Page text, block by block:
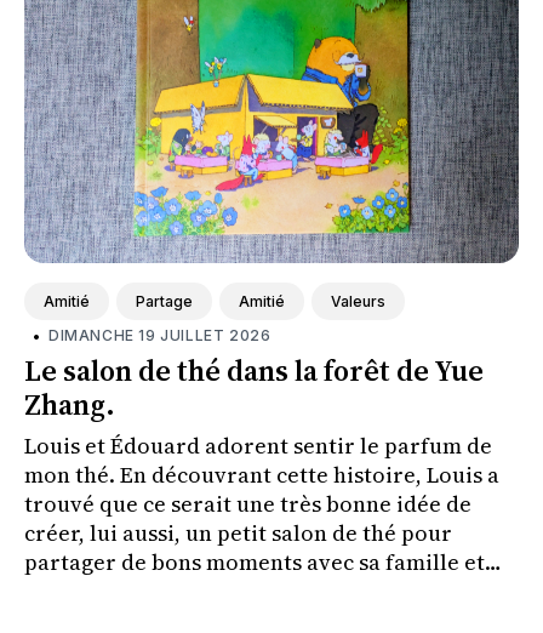
Amitié Partage Amitié Valeurs
• DIMANCHE 19 JUILLET 2026
Le salon de thé dans la forêt de Yue
Zhang.
Louis et Édouard adorent sentir le parfum de
mon thé. En découvrant cette histoire, Louis a
trouvé que ce serait une très bonne idée de
créer, lui aussi, un petit salon de thé pour
partager de bons moments avec sa famille et